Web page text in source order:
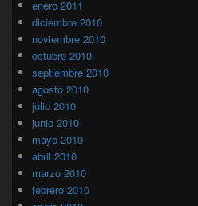
enero 2011
diciembre 2010
noviembre 2010
octubre 2010
septiembre 2010
agosto 2010
julio 2010
junio 2010
mayo 2010
abril 2010
marzo 2010
febrero 2010